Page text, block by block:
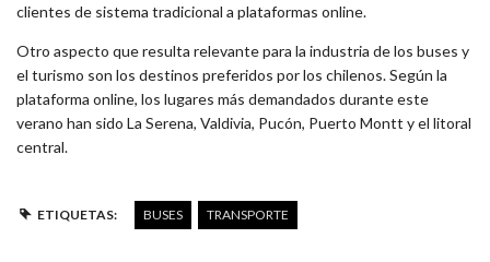
clientes de sistema tradicional a plataformas online.
Otro aspecto que resulta relevante para la industria de los buses y
el turismo son los destinos preferidos por los chilenos. Según la
plataforma online, los lugares más demandados durante este
verano han sido La Serena, Valdivia, Pucón, Puerto Montt y el litoral
central.
ETIQUETAS: BUSES TRANSPORTE